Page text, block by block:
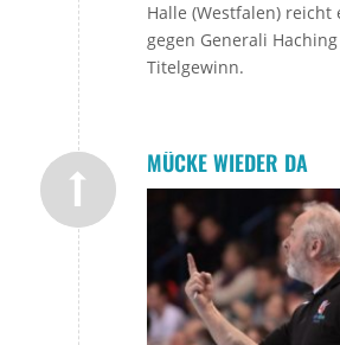
Halle (Westfalen) reicht
gegen Generali
Titelgewinn.
MÜCKE WIEDER DA